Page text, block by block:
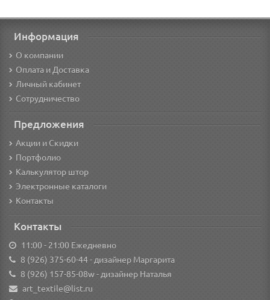
Информация
О компании
Оплата и Доставка
Личный кабинет
Сотрудничество
Предложения
Акции и Скидки
Портфолио
Калькулятор штор
Электронные каталоги
Контакты
Контакты
11:00 - 21:00 Ежедневно
8 (926) 375-60-44- дизайнер Маргарита
8 (926) 157-85-08w- дизайнер Наталья
art_textile@list.ru